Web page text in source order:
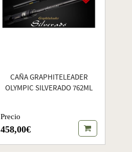
CAÑA GRAPHITELEADER
OLYMPIC SILVERADO 762ML
Precio
458,00€